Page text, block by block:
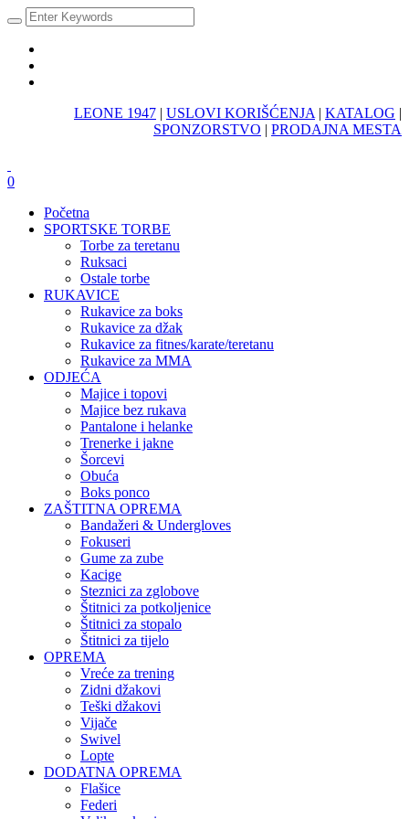
LEONE 1947 | USLOVI KORIŠĆENJA | KATALOG |
SPONZORSTVO | PRODAJNA MESTA
0
Početna
SPORTSKE TORBE
Torbe za teretanu
Ruksaci
Ostale torbe
RUKAVICE
Rukavice za boks
Rukavice za džak
Rukavice za fitnes/karate/teretanu
Rukavice za MMA
ODJEĆA
Majice i topovi
Majice bez rukava
Pantalone i helanke
Trenerke i jakne
Šorcevi
Obuća
Boks ponco
ZAŠTITNA OPREMA
Bandažeri & Undergloves
Fokuseri
Gume za zube
Kacige
Steznici za zglobove
Štitnici za potkoljenice
Štitnici za stopalo
Štitnici za tijelo
OPREMA
Vreće za trening
Zidni džakovi
Teški džakovi
Vijače
Swivel
Lopte
DODATNA OPREMA
Flašice
Federi